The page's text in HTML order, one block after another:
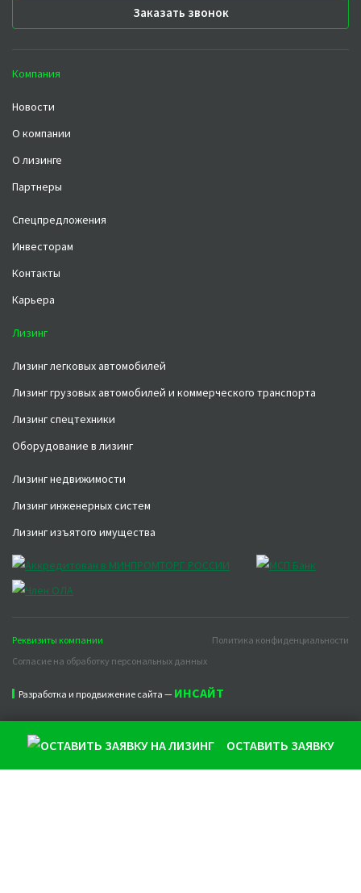
Заказать звонок
Компания
Новости
О компании
О лизинге
Партнеры
Спецпредложения
Инвесторам
Контакты
Карьера
Лизинг
Лизинг легковых автомобилей
Лизинг грузовых автомобилей и коммерческого транспорта
Лизинг спецтехники
Оборудование в лизинг
Лизинг недвижимости
Лизинг инженерных систем
Лизинг изъятого имущества
Реквизиты компании
Политика конфиденциальности
Согласие на обработку персональных данных
Разработка и продвижение сайта — ИНСАЙТ
ОСТАВИТЬ ЗАЯВКУ